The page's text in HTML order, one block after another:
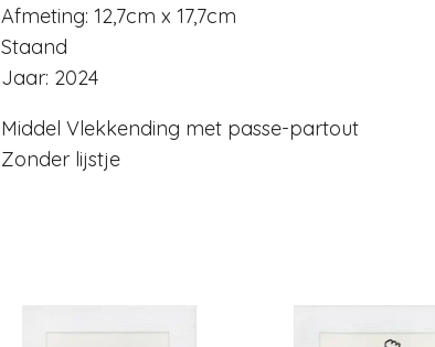
Afmeting: 12,7cm x 17,7cm
Staand
Jaar: 2024
Middel Vlekkending met passe-partout
Zonder lijstje